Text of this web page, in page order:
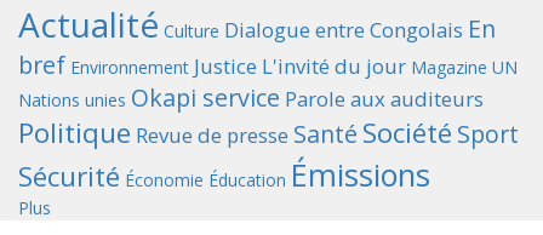
Actualité Culture Dialogue entre Congolais En
bref Environnement Justice L'invité du jour Magazine UN
Nations unies Okapi service Parole aux auditeurs
Politique Revue de presse Santé Société Sport
Sécurité Économie Éducation Émissions
Plus